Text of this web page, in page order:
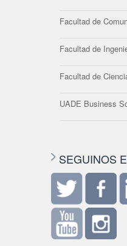
Facultad de
Facultad de
Facultad de
UADE Business
SEGUINOS